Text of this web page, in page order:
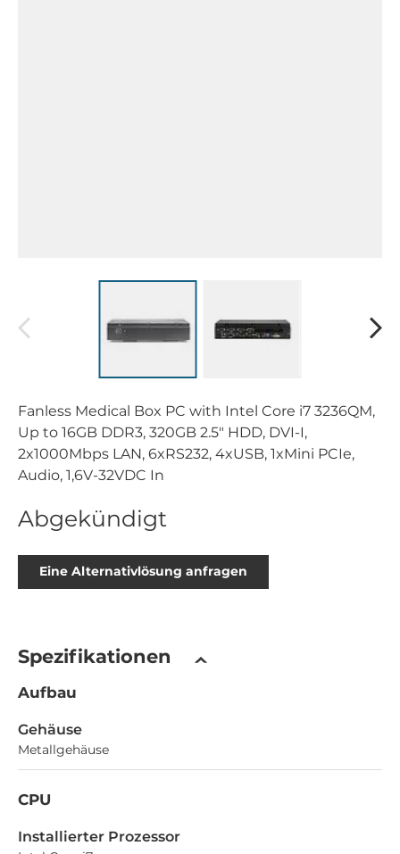
Fanless Medical Box PC with Intel Core i7 3236QM,
Up to 16GB DDR3, 320GB 2.5" HDD, DVI-I,
2x1000Mbps LAN, 6xRS232, 4xUSB, 1xMini PCIe,
Audio, 1,6V-32VDC In
Abgekündigt
Eine Alternativlösung anfragen
Spezifikationen
Aufbau
Gehäuse
Metallgehäuse
CPU
Installierter Prozessor